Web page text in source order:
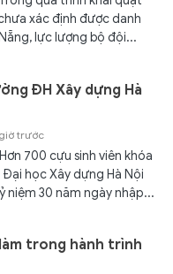
xác định được danh
lực lượng bộ đội...
ĐH Xây dựng Hà
trước
700 cựu sinh viên khóa
Đại học Xây dựng Hà Nội
niệm 30 năm ngày nhập...
trong hành trình